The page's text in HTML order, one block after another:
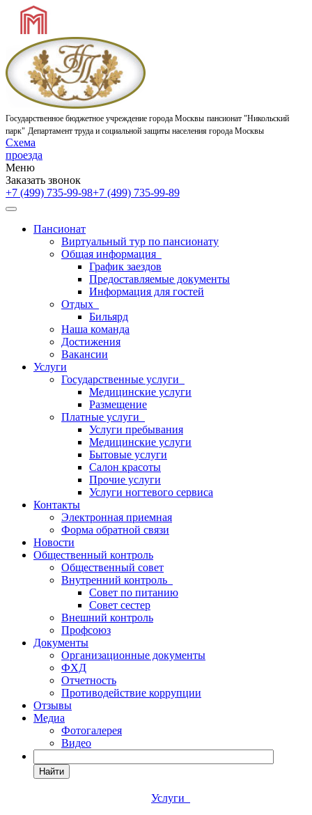
Государственное бюджетное учреждение города Москвы пансионат "Никольский
парк" Департамент труда и социальной защиты населения города Москвы
Схема
проезда
Меню
Заказать звонок
+7 (499) 735-99-98+7 (499) 735-99-89
Пансионат
Виртуальный тур по пансионату
Общая информация
График заездов
Предоставляемые документы
Информация для гостей
Отдых
Бильярд
Наша команда
Достижения
Вакансии
Услуги
Государственные услуги
Медицинские услуги
Размещение
Платные услуги
Услуги пребывания
Медицинские услуги
Бытовые услуги
Салон красоты
Прочие услуги
Услуги ногтевого сервиса
Контакты
Электронная приемная
Форма обратной связи
Новости
Общественный контроль
Общественный совет
Внутренний контроль
Совет по питанию
Совет сестер
Внешний контроль
Профсоюз
Документы
Организационные документы
ФХД
Отчетность
Противодействие коррупции
Отзывы
Медиа
Фотогалерея
Видео
Найти
Услуги